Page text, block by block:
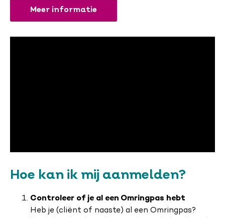
Meer informatie
Hoe kan ik mij aanmelden?
Controleer of je al een Omringpas hebt
Heb je (cliënt of naaste) al een Omringpas?